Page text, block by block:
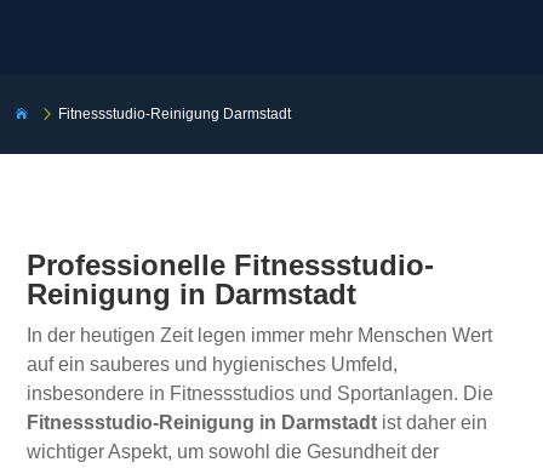
 5 Fitnessstudio-Reinigung Darmstadt
Professionelle Fitnessstudio-
Reinigung in Darmstadt
In der heutigen Zeit legen immer mehr Menschen Wert
auf ein sauberes und hygienisches Umfeld,
insbesondere in Fitnessstudios und Sportanlagen. Die
Fitnessstudio-Reinigung in Darmstadt ist daher ein
wichtiger Aspekt, um sowohl die Gesundheit der